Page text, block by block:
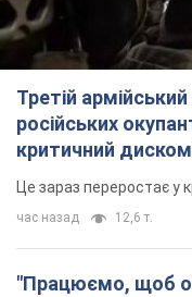
Третій
російських
критичний
Це зараз переростає у
час назад 12,6 т.
"Працюємо, щоб